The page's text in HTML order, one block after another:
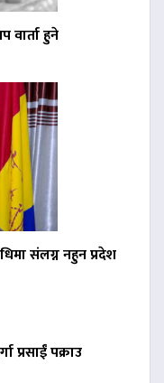
वार्ता हुने
संलग्न नहुन प्रदेश
प्रसाईं पक्राउ